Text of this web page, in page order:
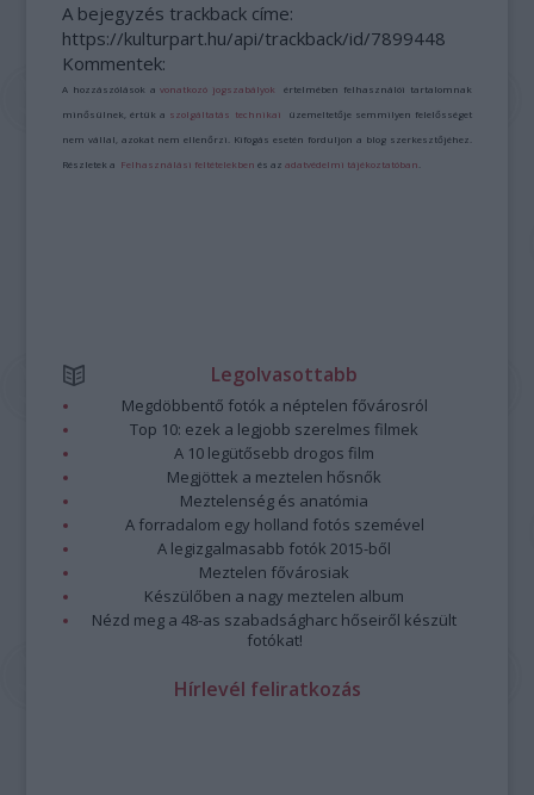
A bejegyzés trackback címe:
https://kulturpart.hu/api/trackback/id/7899448
Kommentek:
A hozzászólások avonatkozó jogszabályok értelmében felhasználói tartalomnak
minősülnek, értük a szolgáltatás technikai üzemeltetője semmilyen felelősséget
nem vállal, azokat nem ellenőrzi. Kifogás esetén forduljon a blog szerkesztőjéhez.
Részletek a Felhasználási feltételekben és azadatvédelmi tájékoztatóban
Legolvasottabb
Megdöbbentő fotók a néptelen fővárosról
Top 10: ezek a legjobb szerelmes filmek
A 10 legütősebb drogos film
Megjöttek a meztelen hősnők
Meztelenség és anatómia
A forradalom egy holland fotós szemével
A legizgalmasabb fotók 2015-ből
Meztelen fővárosiak
Készülőben a nagy meztelen album
Nézd meg a 48-as szabadságharc hőseiről készült
fotókat!
Hírlevél feliratkozás